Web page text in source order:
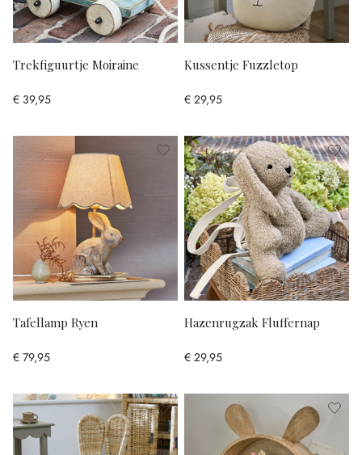
Trekfiguurtje Moiraine
€ 39,95
Kussentje Fuzzletop
€ 29,95
Tafellamp Ryen
€ 79,95
Hazenrugzak Fluffernap
€ 29,95